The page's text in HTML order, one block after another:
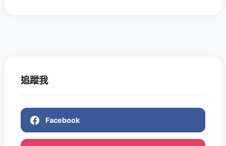
追蹤我
Facebook